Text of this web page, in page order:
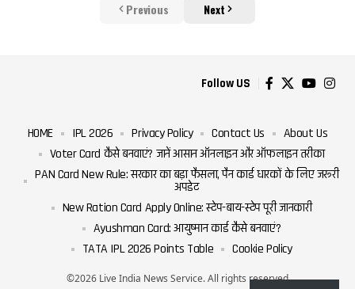
Previous Next
Follow US
©2026 Live India News Service. All rights reserved
HOME IPL 2026 Privacy Policy Contact Us
About Us
Voter Card कैसे बनवाएं? जानें आसान ऑनलाइन और ऑफलाइन तरीका
PAN Card New Rule: सरकार का बड़ा फैसला, पैन कार्ड धारकों के लिए जरूरी
अपडेट
New Ration Card Apply Online: स्टेप-बाय-स्टेप पूरी जानकारी
Ayushman Card: आयुष्मान कार्ड कैसे बनवाएं?
TATA IPL 2026 Points Table
Cookie Policy